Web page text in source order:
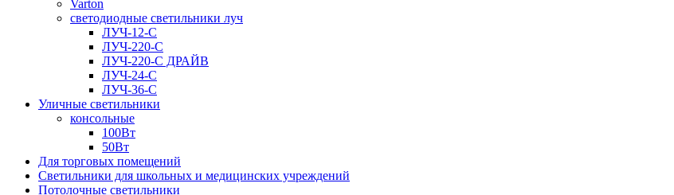
Varton
светодиодные светильники луч
ЛУЧ-12-С
ЛУЧ-220-С
ЛУЧ-220-С ДРАЙВ
ЛУЧ-24-С
ЛУЧ-36-С
Уличные светильники
консольные
100Вт
50Вт
Для торговых помещений
Светильники для школьных и медицинских учреждений
Потолочные светильники